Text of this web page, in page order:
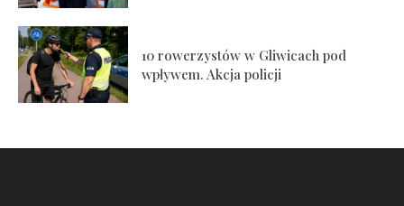
10 rowerzystów w Gliwicach pod
wpływem. Akcja policji